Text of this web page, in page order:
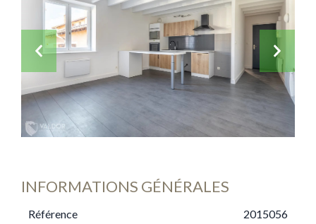
INFORMATIONS GÉNÉRALES
Référence 2015056